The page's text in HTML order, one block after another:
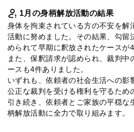
1月の身柄解放活動の結果
身体を拘束されている方の不安を解
活動に努めました。その結果、勾留
められて早期に釈放されたケースが4
また、保釈請求が認められ、裁判中
ースも4件ありました。
いずれも、依頼者の社会生活への影
公正な裁判を受ける権利を守るため
引き続き、依頼者とご家族の平穏な
柄解放活動に全力で取り組みます。